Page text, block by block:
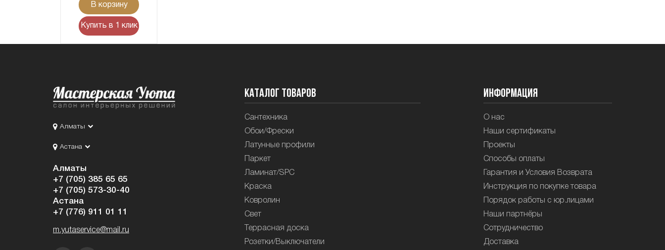
В корзину
Купить в 1 клик
Алматы
Астана
Алматы
+7 (705) 385 65 65
+7 (705) 573-30-40
Астана
+7 (776) 911 01 11
m.yutaservice@mail.ru
Каталог товаров
Сантехника
Обои/Фрески
Латунные профили
Паркет
Ламинат/SPC
Краска
Ковролин
Свет
Террасная доска
Розетки/Выключатели
Информация
О нас
Наши сертификаты
Проекты
Способы оплаты
Гарантия и Условия Возврата
Инструкция по покупке товара
Порядок работы с юр.лицами
Наши партнёры
Сотрудничество
Доставка